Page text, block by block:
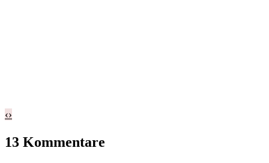
‹›
13 Kommentare